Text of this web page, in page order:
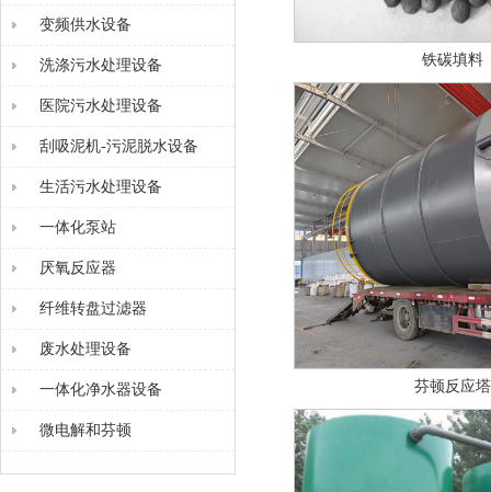
变频供水设备
洗涤污水处理设备
医院污水处理设备
刮吸泥机-污泥脱水设备
生活污水处理设备
一体化泵站
厌氧反应器
纤维转盘过滤器
废水处理设备
一体化净水器设备
微电解和芬顿
铁碳填料
芬顿反应塔